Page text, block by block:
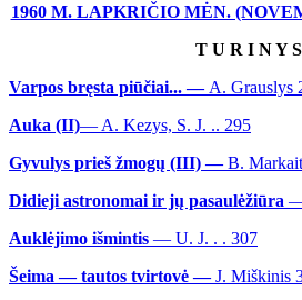
1960 M. LAPKRIČIO MĖN.
T U R I N Y S
Varpos bręsta piūčiai... — A. Grauslys
Auka (II)— A. Kezys, S. J. .. 295
Gyvulys prieš žmogų (III) —B.
Didieji astronomai ir jų pasaulėžiūra —
Auklėjimo išmintis — U. J. . . 307
Šeima — tautos tvirtovė —J. Miškinis